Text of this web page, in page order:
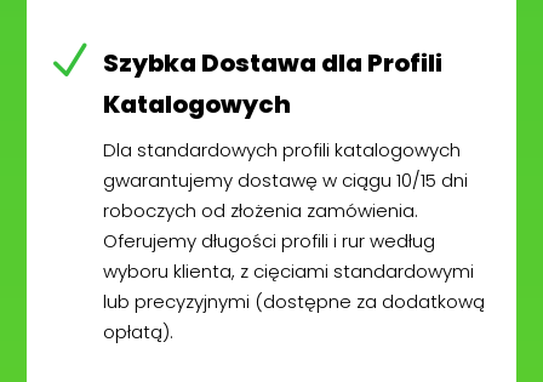
N Szybka Dostawa dla Profili
Katalogowych
Dla standardowych profili katalogowych
gwarantujemy dostawę w ciągu 10/15 dni
roboczych od złożenia zamówienia.
Oferujemy długości profili i rur według
wyboru klienta, z cięciami standardowymi
lub precyzyjnymi (dostępne za dodatkową
opłatą).